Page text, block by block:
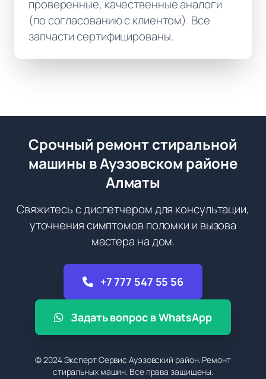
проверенные, качественные аналоги
(по согласованию с клиентом). Все
запчасти сертифицированы.
Срочный ремонт стиральной
машины в Ауэзовском районе
Алматы
Свяжитесь с диспетчером для консультации,
уточнения симптомов поломки и вызова
мастера на дом.
+7 777 547 55 56
Задать вопрос в WhatsApp
© 2024 Эксперт Сервис Ауэзовский район. Ремонт
стиральных машин. Все права защищены.